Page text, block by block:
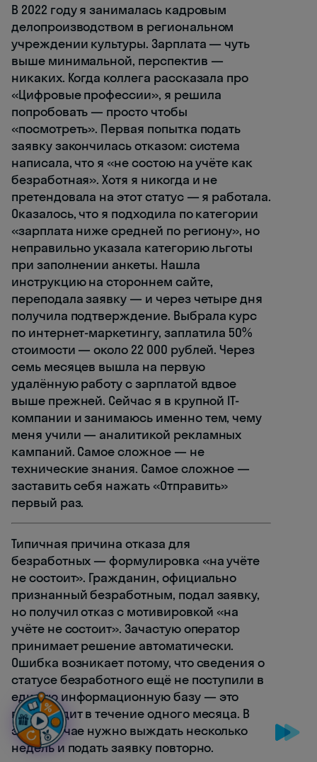
В 2022 году я занималась кадровым
делопроизводством в региональном
учреждении культуры. Зарплата — чуть
выше минимальной, перспектив —
никаких. Когда коллега рассказала про
«Цифровые профессии», я решила
попробовать — просто чтобы
«посмотреть». Первая попытка подать
заявку закончилась отказом: система
написала, что я «не состою на учёте как
безработная». Хотя я никогда и не
претендовала на этот статус — я работала.
Оказалось, что я подходила по категории
«зарплата ниже средней по региону», но
неправильно указала категорию льготы
при заполнении анкеты. Нашла
инструкцию на стороннем сайте,
переподала заявку — и через четыре дня
получила подтверждение. Выбрала курс
по интернет-маркетингу, заплатила 50%
стоимости — около 22 000 рублей. Через
семь месяцев вышла на первую
удалённую работу с зарплатой вдвое
выше прежней. Сейчас я в крупной IT-
компании и занимаюсь именно тем, чему
меня учили — аналитикой рекламных
кампаний. Самое сложное — не
технические знания. Самое сложное —
заставить себя нажать «Отправить»
первый раз.
Типичная причина отказа для
безработных — формулировка «на учёте
не состоит». Гражданин, официально
признанный безработным, подал заявку,
но получил отказ с мотивировкой «на
учёте не состоит». Зачастую оператор
принимает решение автоматически.
Ошибка возникает потому, что сведения о
статусе безработного ещё не поступили в
единую информационную базу — это
происходит в течение одного месяца. В
этом случае нужно выждать несколько
недель и подать заявку повторно.